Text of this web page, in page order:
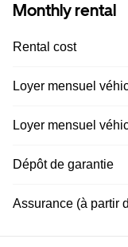
Monthly rental
Rental cost
Loyer mensuel
Loyer mensuel
Dépôt de garantie
Assurance (à partir